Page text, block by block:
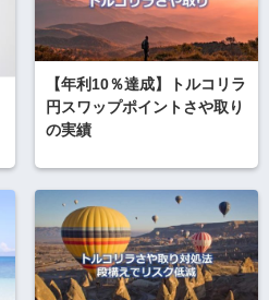
【年利10％達成】トルコリラ
円スワップポイントさや取り
の実績